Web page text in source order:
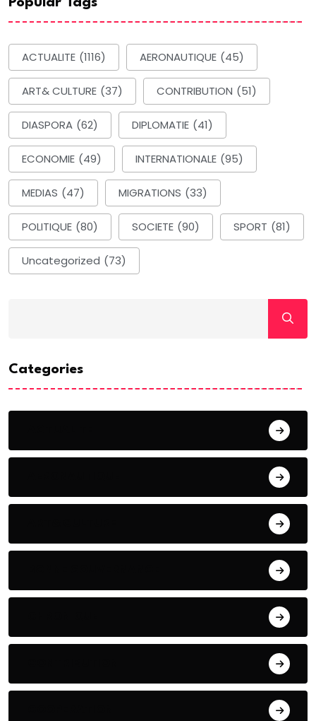
ACTUALITE (1116) AERONAUTIQUE (45)
ART& CULTURE (37) CONTRIBUTION (51)
DIASPORA (62) DIPLOMATIE (41)
ECONOMIE (49) INTERNATIONALE (95)
MEDIAS (47) MIGRATIONS (33)
POLITIQUE (80) SOCIETE (90) SPORT (81)
Uncategorized (73)
Categories